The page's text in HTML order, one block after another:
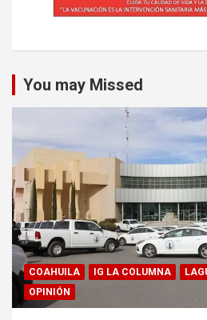
You may Missed
COAHUILA IG LA COLUMNA
OPINIÓN